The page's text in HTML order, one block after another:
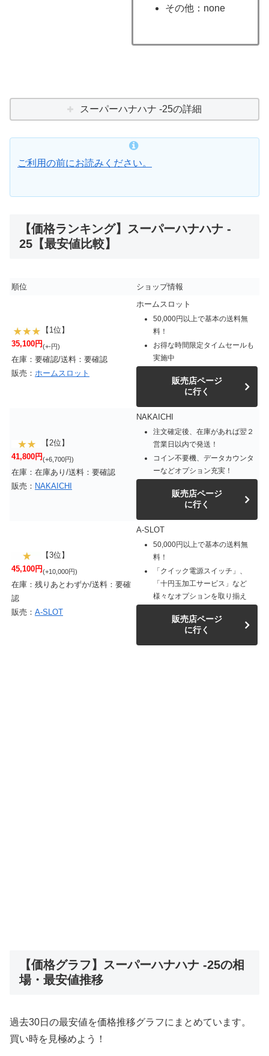
その他：none
スーパーハナハナ ‐25の詳細
ご利用の前にお読みください。
【価格ランキング】スーパーハナハナ ‐
25【最安値比較】
順位 ショップ情報
【1位】
35,100円(+-円)
在庫：要確認/送料：要確認
販売： ホームスロット
ホームスロット
50,000円以上で基本の送料無
料！
お得な時間限定タイムセールも
実施中
販売店ページ
に行く
【2位】
41,800円(+6,700円)
在庫：在庫あり/送料：要確認
販売： NAKAICHI
NAKAICHI
注文確定後、在庫があれば翌２
営業日以内で発送！
コイン不要機、データカウンタ
ーなどオプション充実！
販売店ページ
に行く
【3位】
45,100円(+10,000円)
在庫：残りあとわずか/送料：要確
認
販売： A-SLOT
A-SLOT
50,000円以上で基本の送料無
料！
「クイック電源スイッチ」、
「十円玉加工サービス」など
様々なオプションを取り揃え
販売店ページ
に行く
【価格グラフ】スーパーハナハナ ‐25の相
場・最安値推移
過去30日の最安値を価格推移グラフにまとめています。
買い時を見極めよう！